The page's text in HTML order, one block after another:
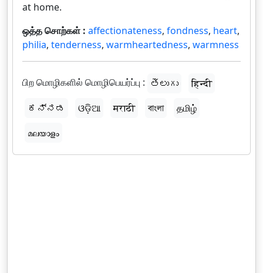
at home.
ஒத்த சொற்கள் : affectionateness, fondness, heart,
philia, tenderness, warmheartedness, warmness
பிற மொழிகளில் மொழிபெயர்ப்பு : తెలుగు
हिन्दी
ಕನ್ನಡ
ଓଡ଼ିଆ मराठी বাংলা
தமிழ்
മലയാളം